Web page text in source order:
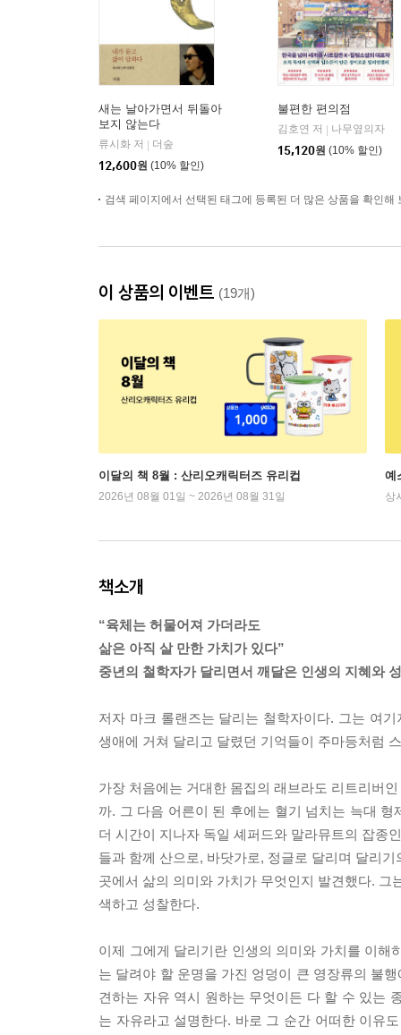
새는 날아가면서 뒤돌아
보지 않는다
류시화 저
더숲
12,600원 (10% 할인)
불편한 편의점
김호연 저
나무옆의자
15,120원 (10% 할인)
검색 페이지에서 선택된 태그에 등록된 더 많은 상품을 확인해
이 상품의 이벤트 (19개)
이달의 책 8월 : 산리오캐릭터즈 유리컵
2026년 08월 01일 ~ 2026년 08월 31일
예
상
책소개
“육체는 허물어져 가더라도
삶은 아직 살 만한 가치가 있다”
중년의 철학자가 달리면서 깨달은 인생의 지혜와
저자 마크 롤랜즈는 달리는 철학자이다. 그는 여
생애에 거쳐 달리고 달렸던 기억들이 주마등처럼
가장 처음에는 거대한 몸집의 래브라도 리트리버
까. 그 다음 어른이 된 후에는 혈기 넘치는 늑대
더 시간이 지나자 독일 셰퍼드와 말라뮤트의 잡종
들과 함께 산으로, 바닷가로, 정글로 달리며 달리
곳에서 삶의 의미와 가치가 무엇인지 발견했다.
색하고 성찰한다.
이제 그에게 달리기란 인생의 의미와 가치를 이
는 달려야 할 운명을 가진 엉덩이 큰 영장류의 불
견하는 자유 역시 원하는 무엇이든 다 할 수 있는
는 자유라고 설명한다. 바로 그 순간 어떠한 이유